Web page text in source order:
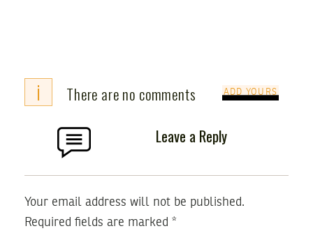
i There are no comments ADD YOURS
Leave a Reply
Your email address will not be published.
Required fields are marked *